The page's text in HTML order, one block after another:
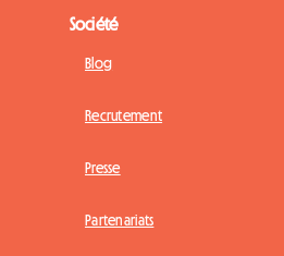
Société
Blog
Recrutement
Presse
Partenariats